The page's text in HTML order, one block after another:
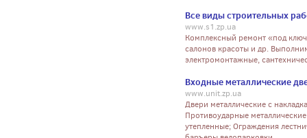
Все виды строительных
www.s1.zp.ua
Комплексный ремонт «под
салонов красоты и др.
электромонтажные,
Входные металлические
www.unit.zp.ua
Двери металлические с
Противоударные
утепленные; Ограждения